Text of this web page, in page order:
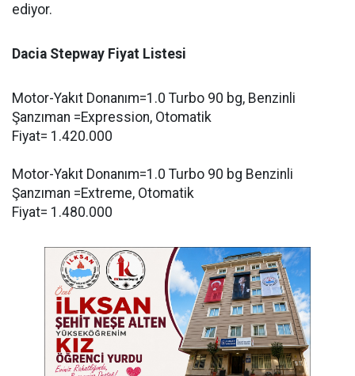
ediyor.
Dacia Stepway Fiyat Listesi
Motor-Yakıt Donanım=1.0 Turbo 90 bg, Benzinli
Şanzıman =Expression, Otomatik
Fiyat= 1.420.000
Motor-Yakıt Donanım=1.0 Turbo 90 bg Benzinli
Şanzıman =Extreme, Otomatik
Fiyat= 1.480.000